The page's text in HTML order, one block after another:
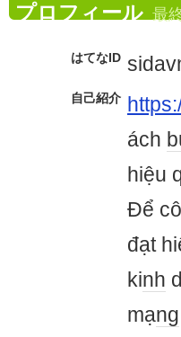
プロフィール 最
はてなID
自己紹介
ách
hiệu
Để cô
đạt
kinh
mạng